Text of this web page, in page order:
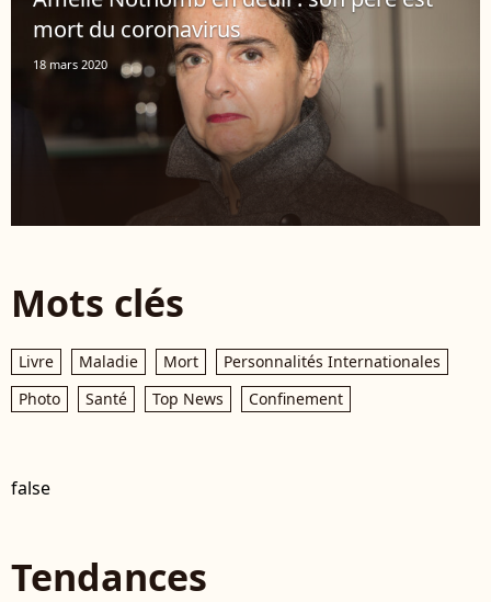
mort du coronavirus
18 mars 2020
Mots clés
Livre Maladie Mort
Personnalités Internationales
Photo
Santé Top News Confinement
false
Tendances